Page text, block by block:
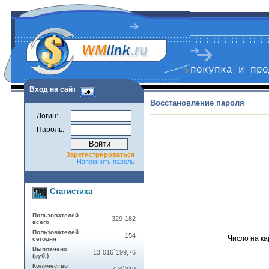
покупка и
Вход на сайт
Логин:
Пароль:
Зарегистрироваться
Напомнить пароль
Статистика
Пользователей
всего
329`182
Пользователей
сегодня
154
Выплачено
(руб.)
13`016`199,76
Количество
Восстановление пароля
Число на